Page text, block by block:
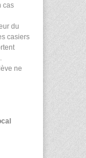
cas
du
casiers
ne